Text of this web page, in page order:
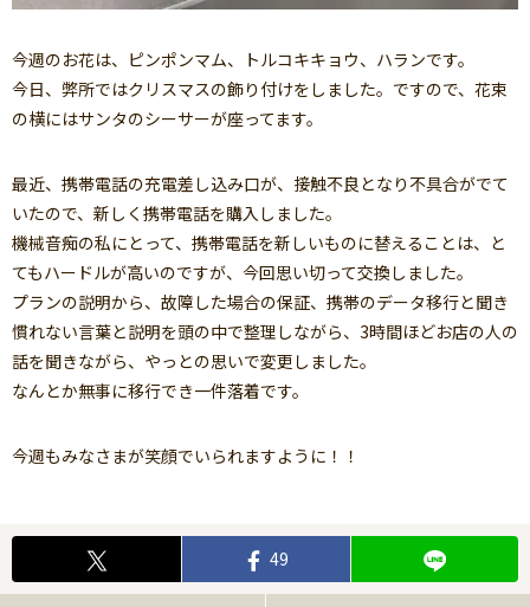
今週のお花は、ピンポンマム、トルコキキョウ、ハランです。
今日、弊所ではクリスマスの飾り付けをしました。ですので、花束
の横にはサンタのシーサーが座ってます。
最近、携帯電話の充電差し込み口が、接触不良となり不具合がでて
いたので、新しく携帯電話を購入しました。
機械音痴の私にとって、携帯電話を新しいものに替えることは、と
てもハードルが高いのですが、今回思い切って交換しました。
プランの説明から、故障した場合の保証、携帯のデータ移行と聞き
慣れない言葉と説明を頭の中で整理しながら、3時間ほどお店の人の
話を聞きながら、やっとの思いで変更しました。
なんとか無事に移行でき一件落着です。
今週もみなさまが笑顔でいられますように！！
49